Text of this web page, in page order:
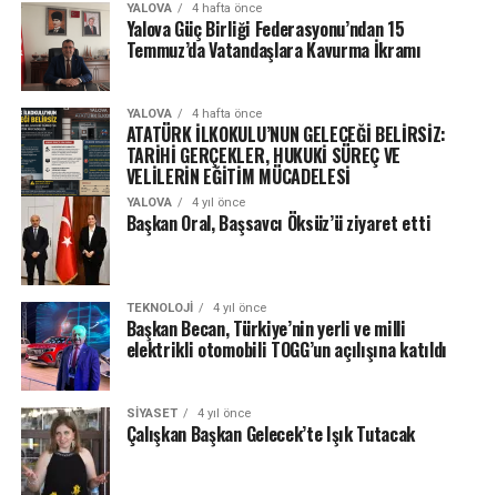
YALOVA 4 hafta önce
Yalova Güç Birliği Federasyonu’ndan 15
Temmuz’da Vatandaşlara Kavurma İkramı
YALOVA 4 hafta önce
ATATÜRK İLKOKULU’NUN GELECEĞİ BELİRSİZ:
TARİHİ GERÇEKLER, HUKUKİ SÜREÇ VE
VELİLERİN EĞİTİM MÜCADELESİ
YALOVA 4 yıl önce
Başkan Oral, Başsavcı Öksüz’ü ziyaret etti
TEKNOLOJI 4 yıl önce
Başkan Becan, Türkiye’nin yerli ve milli
elektrikli otomobili TOGG’un açılışına katıldı
SIYASET 4 yıl önce
Çalışkan Başkan Gelecek’te Işık Tutacak